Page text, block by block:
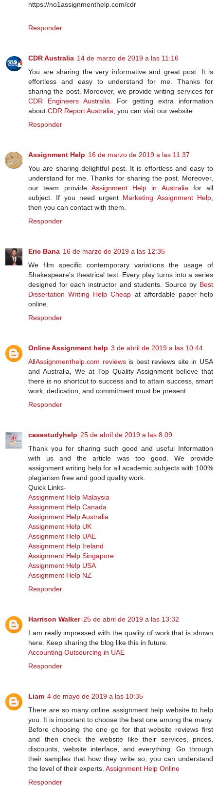
https://no1assignmenthelp.com/cdr
Responder
CDR Australia 14 de marzo de 2019 a las 11:16
You are sharing the very informative and great post. It is
effortless and easy to understand for me. Thanks for
sharing the post. Moreover, we provide writing services for
CDR Engineers Australia. For getting extra information
about CDR Report Australia, you can visit our website.
Responder
Assignment Help 16 de marzo de 2019 a las 11:37
You are sharing delightful post. It is effortless and easy to
understand for me. Thanks for sharing the post. Moreover,
our team provide Assignment Help in Australiafor all
subject. If you need urgent Marketing Assignment Help,
then you can contact with them.
Responder
Eric Bana 16 de marzo de 2019 a las 12:35
We film specific contemporary variations the usage of
Shakespeare's theatrical text. Every play turns into a series
designed for each instructor and students. Source by Best
Dissertation Writing Help Cheap at affordable paper help
online.
Responder
Online Assignment help 3 de abril de 2019 a las 10:44
AllAssignmenthelp.com reviewsis best reviews site in USA
and Australia, We at Top Quality Assignment believe that
there is no shortcut to success and to attain success, smart
work, dedication, and commitment must be present.
Responder
casestudyhelp 25 de abril de 2019 a las 8:09
Thank you for sharing such good and useful Information
with us and the article was too good. We provide
assignment writing help for all academic subjects with 100%
plagiarism free and good quality work.
Quick Links-
Assignment Help Malaysia
Assignment Help Canada
Assignment Help Australia
Assignment Help UK
Assignment Help UAE
Assignment Help Ireland
Assignment Help Singapore
Assignment Help USA
Assignment Help NZ
Responder
Harrison Walker 25 de abril de 2019 a las 13:32
I am really impressed with the quality of work that is shown
here. Keep sharing the blog like this in future.
Accounting Outsourcing in UAE
Responder
Liam 4 de mayo de 2019 a las 10:35
There are so many online assignment help website to help
you. It is important to choose the best one among the many.
Before choosing the one go for that website reviews first
and then check the website like their services, prices,
discounts, website interface, and everything. Go through
their samples that how they write so, you can understand
the level of their experts. Assignment Help Online
Responder